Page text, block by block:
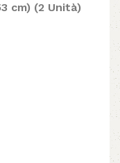
cm) (2 Unità)